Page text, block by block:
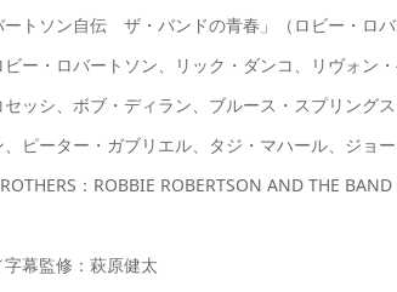
トソン自伝 ザ・バンドの青春」（ロビー・ロバ
ー・ロバートソン、リック・ダンコ、リヴォン
セッシ、ボブ・ディラン、ブルース・スプリング
ピーター・ガブリエル、タジ・マハール、ジョ
：ROBBIE ROBERTSON AND THE BAND
幕監修：萩原健太